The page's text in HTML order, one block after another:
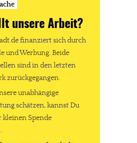
unsere Arbeit?
finanziert sich durch
und Werbung. Beide
sind in den letzten
zurückgegangen.
unabhängige
schätzen, kannst Du
kleinen Spende